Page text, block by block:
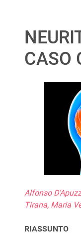
CASO
Alfonso
Tirana, Maria
RIASSUNTO